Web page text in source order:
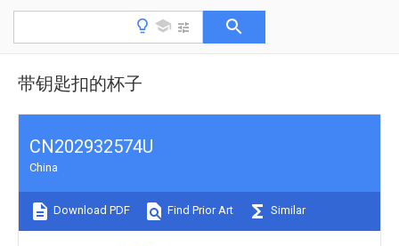
带钥匙扣的杯子
CN202932574U
China
Download PDF Find Prior Art Similar